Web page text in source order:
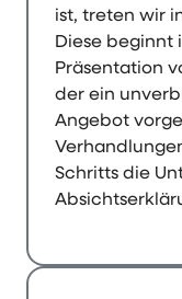
ist, treten wir
Diese beginnt
Präsentation
der ein
Angebot
Schritts die